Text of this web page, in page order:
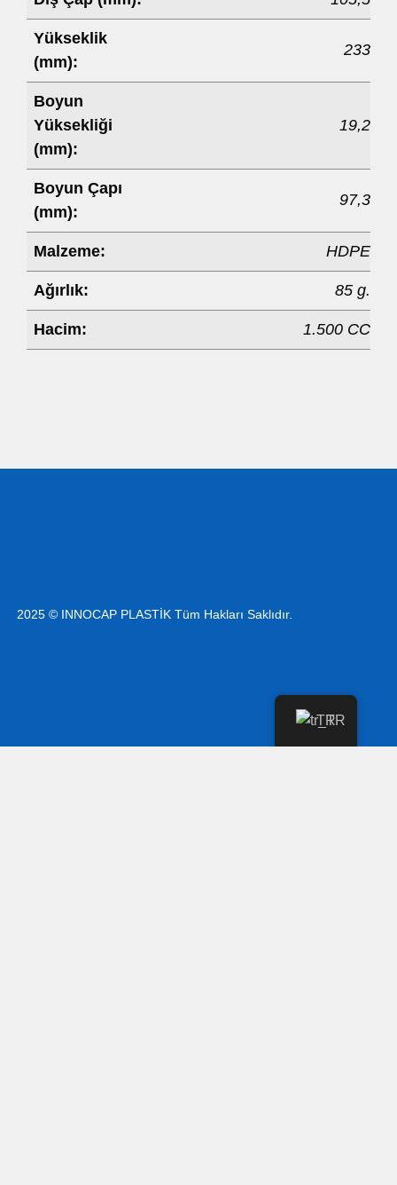
Yükseklik
(mm):
233
Boyun
Yüksekliği
(mm):
19,2
Boyun Çapı
(mm):
97,3
Malzeme: HDPE
Ağırlık: 85 g.
Hacim: 1.500 CC
2025 © INNOCAP PLASTİK Tüm Hakları Saklıdır.
TR